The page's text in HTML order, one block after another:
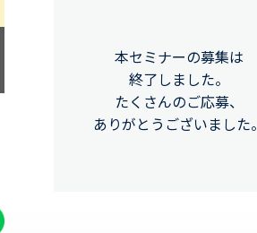
本セミナーの募集は
終了しました。
たくさんのご応募、
ありがとうございました。